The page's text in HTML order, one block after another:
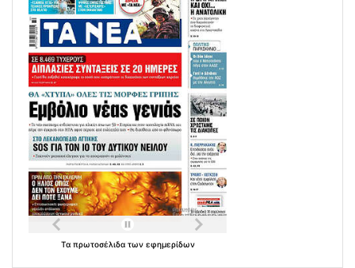
Τα πρωτοσέλιδα των εφημερίδων